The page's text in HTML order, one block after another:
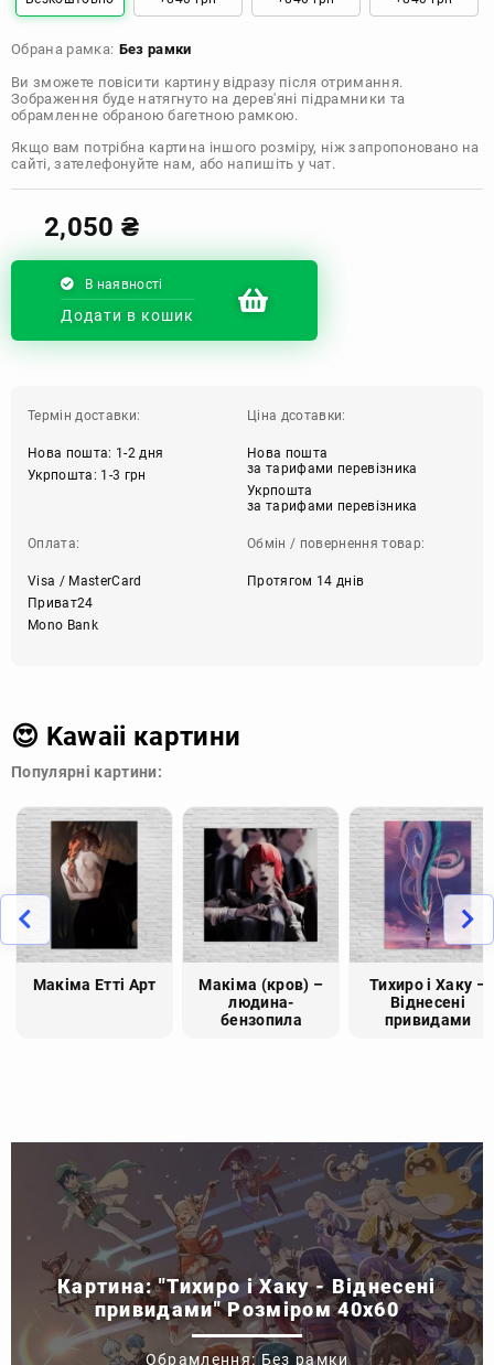
Обрана рамка: Без рамки
Ви зможете повісити картину відразу після отримання.
Зображення буде натягнуто на дерев'яні підрамники та
обрамленне обраною багетною рамкою.
Якщо вам потрібна картина іншого розміру, ніж запропоновано на
сайті, зателефонуйте нам, або напишіть у чат.
2,050 ₴
В наявності
Додати в кошик
Термін доставки:
Нова пошта: 1-2 дня
Укрпошта: 1-3 грн
Ціна дсотавки:
Нова пошта
за тарифами перевізника
Укрпошта
за тарифами перевізника
Оплата:
Visa / MasterCard
Приват24
Mono Bank
Обмін / повернення товар:
Протягом 14 днів
😍 Kawaii картини
Популярні картини:
Макіма Етті Арт
Макіма (кров) –
людина-
бензопила
Тихиро і Хаку –
Віднесені
привидами
Картина: "Тихиро і Хаку - Віднесені
привидами" Розміром 40x60
Обрамлення: Без рамки